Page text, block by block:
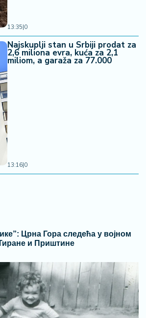
13:35|0
Najskuplji stan u Srbiji prodat za
2,6 miliona evra, kuća za 2,1
miliom, a garaža za 77.000
13:16|0
Црна Гора следећа у војном
и Приштине